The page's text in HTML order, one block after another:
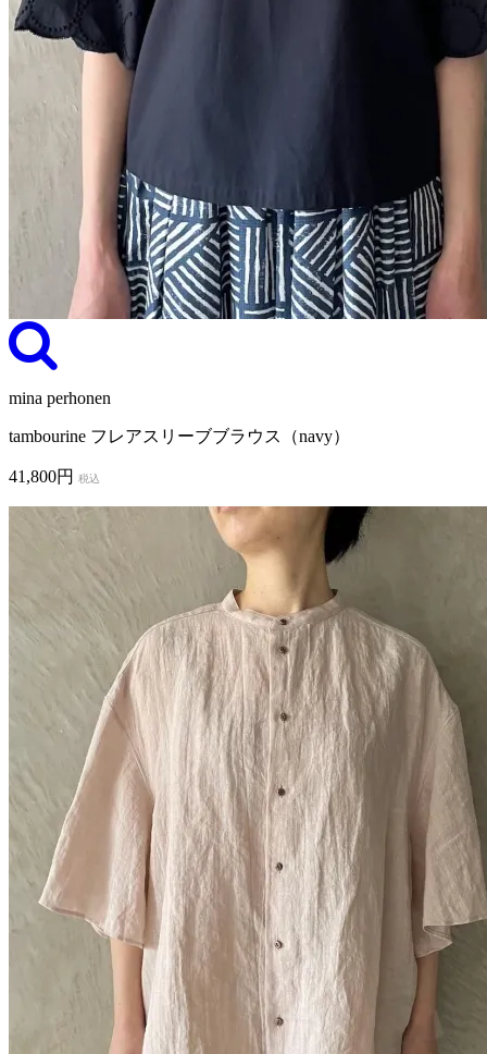
mina perhonen
tambourine フレアスリーブブラウス（navy）
41,800円 税込